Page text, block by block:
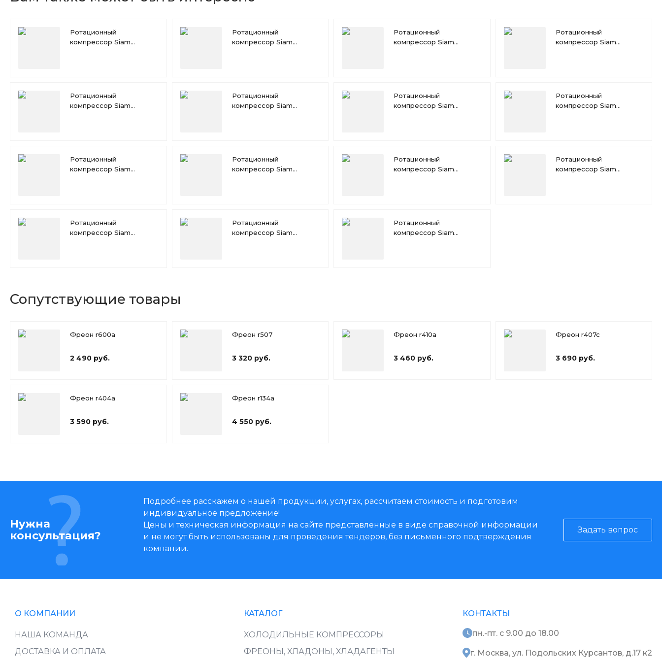
Ротационный
компрессор Siam
Ротационный
компрессор Siam
Ротационный
компрессор Siam
Ротационный
компрессор Siam
Ротационный
компрессор Siam
Ротационный
компрессор Siam
Ротационный
компрессор Siam
Ротационный
компрессор Siam
Ротационный
компрессор Siam
Ротационный
компрессор Siam
Ротационный
компрессор Siam
Ротационный
компрессор Siam
Ротационный
компрессор Siam
Ротационный
компрессор Siam
Ротационный
компрессор Siam
Сопутствующие товары
Фреон r600a
2 490 руб.
Фреон r507
3 320 руб.
Фреон r410a
3 460 руб.
Фреон r407c
3 690 руб.
Фреон r404a
3 590 руб.
Фреон r134a
4 550 руб.
Нужна
консультация?
Подробнее расскажем о нашей продукции, услугах, рассчитаем стоимость и подготовим
индивидуальное предложение!
Цены и техническая информация на сайте представленные в виде справочной информации
и не могут быть использованы для проведения тендеров, без письменного подтверждения
компании.
Задать вопрос
О КОМПАНИИ
НАША КОМАНДА
ДОСТАВКА И ОПЛАТА
КАТАЛОГ
ХОЛОДИЛЬНЫЕ КОМПРЕССОРЫ
ФРЕОНЫ, ХЛАДОНЫ, ХЛАДАГЕНТЫ
КОНТАКТЫ
пн.-пт. с 9.00 до 18.00
г. Москва, ул. Подольских Курсантов, д.17 к2